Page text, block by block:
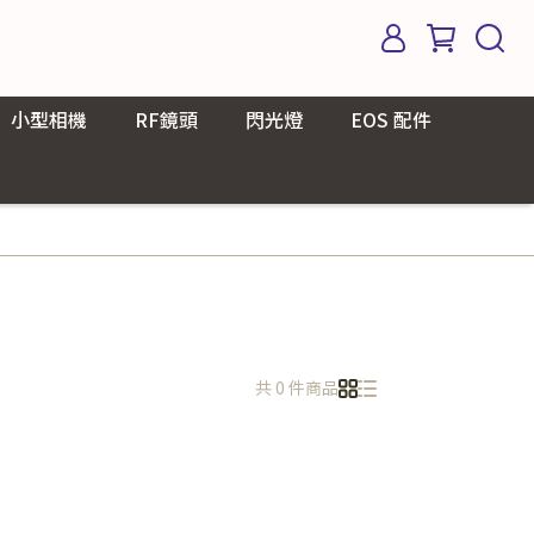
小型相機 RF鏡頭 閃光燈 EOS 配件
共 0 件商品